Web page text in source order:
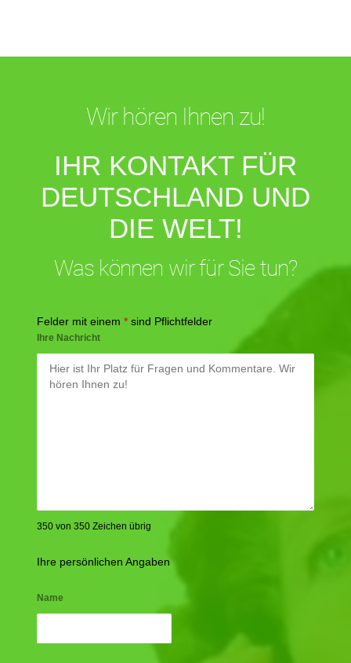
Wir hören Ihnen zu!
IHR KONTAKT FÜR
DEUTSCHLAND UND
DIE WELT!
Was können wir für Sie tun?
Felder mit einem * sind Pflichtfelder
Ihre Nachricht
350 von 350 Zeichen übrig
Ihre persönlichen Angaben
Name